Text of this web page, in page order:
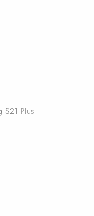
S21 Plus